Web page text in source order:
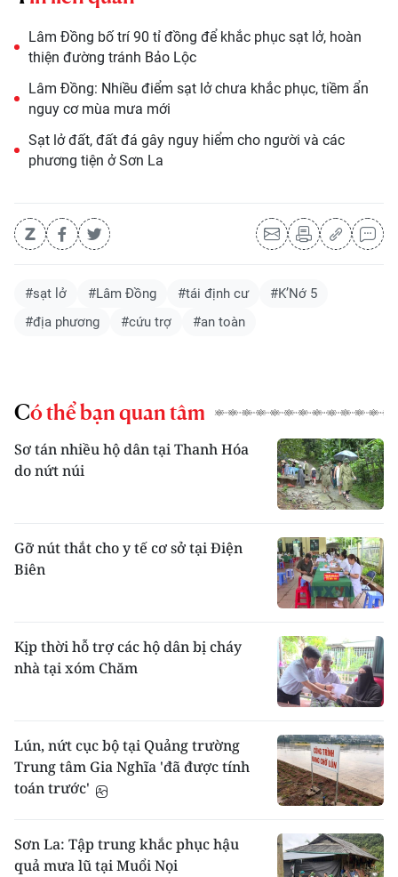
Lâm Đồng bố trí 90 tỉ đồng để khắc phục sạt lở, hoàn
thiện đường tránh Bảo Lộc
Lâm Đồng: Nhiều điểm sạt lở chưa khắc phục, tiềm ẩn
nguy cơ mùa mưa mới
Sạt lở đất, đất đá gây nguy hiểm cho người và các
phương tiện ở Sơn La
#sạt lở #Lâm Đồng #tái định cư
#K’Nớ 5
#địa phương
#cứu trợ #an toàn
Có thể bạn quan tâm
Sơ tán nhiều hộ dân tại Thanh Hóa
do nứt núi
Gỡ nút thắt cho y tế cơ sở tại Điện
Biên
Kịp thời hỗ trợ các hộ dân bị cháy
nhà tại xóm Chăm
Lún, nứt cục bộ tại Quảng trường
Trung tâm Gia Nghĩa 'đã được tính
toán trước'
Sơn La: Tập trung khắc phục hậu
quả mưa lũ tại Muổi Nọi